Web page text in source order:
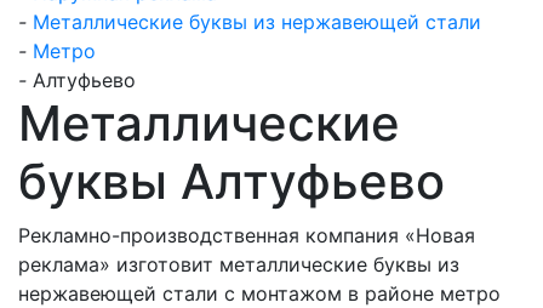
- Металлические буквы из нержавеющей стали
- Метро
- Алтуфьево
Металлические
буквы Алтуфьево
Рекламно-производственная компания «Новая
реклама» изготовит металлические буквы из
нержавеющей стали с монтажом в районе метро